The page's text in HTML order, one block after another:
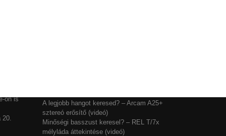
on is
A legjobb hangot keresed? – Arcam A25+
sztereó erősítő (videó)
Minőségi basszust keresel? – REL T/7x
mélyláda áttekintése (videó)
élményt nyújtsuk kedves